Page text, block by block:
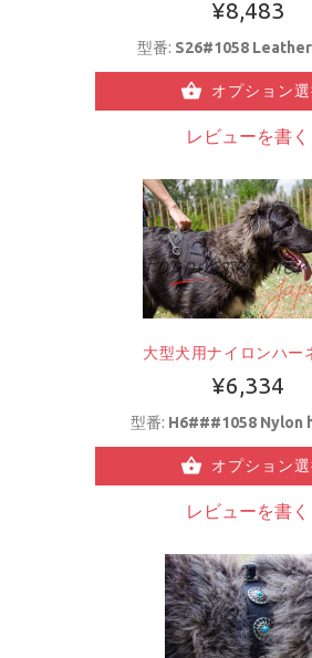
¥8,483
型番: S26#1058
オプション選
レビューを書く
大型犬用ナイロンハ
¥6,334
型番: H6###1058 Nylon
オプション選
レビューを書く